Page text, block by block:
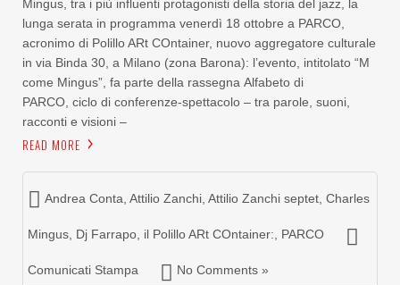
Mingus, tra i più influenti protagonisti della storia del jazz, la
lunga serata in programma venerdì 18 ottobre a PARCO,
acronimo di Polillo ARt COntainer, nuovo aggregatore culturale
in via Binda 30, a Milano (zona Barona): l’evento, intitolato “M
come Mingus”, fa parte della rassegna Alfabeto di
PARCO, ciclo di conferenze-spettacolo – tra parole, suoni,
racconti e visioni –
READ MORE
Andrea Conta Attilio Zanchi Attilio Zanchi septet Charles
Mingus Dj Farrapo il Polillo ARt COntainer: PARCO
Comunicati Stampa No Comments »